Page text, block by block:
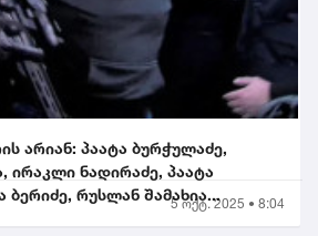
არიან: პაატა ბურჭულაძე,
ირაკლი ნადირაძე, პაატა
ბერიძე, რუსლან შამახია...5 ოქტ. 2025 • 8:04